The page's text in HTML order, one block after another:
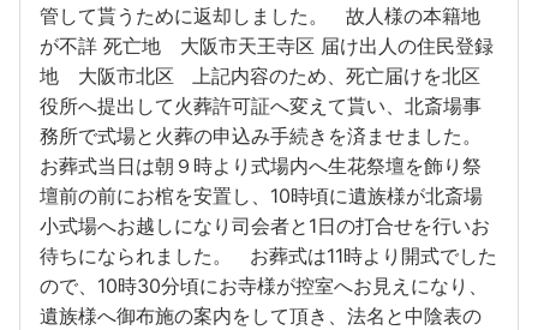
管して貰うために返却しました。 故人様の本籍地
が不詳 死亡地 大阪市天王寺区 届け出人の住民登録
地 大阪市北区 上記内容のため、死亡届けを北区
役所へ提出して火葬許可証へ変えて貰い、北斎場事
務所で式場と火葬の申込み手続きを済ませました。
お葬式当日は朝９時より式場内へ生花祭壇を飾り祭
壇前の前にお棺を安置し、10時頃に遺族様が北斎場
小式場へお越しになり司会者と1日の打合せを行いお
待ちになられました。 お葬式は11時より開式でした
ので、10時30分頃にお寺様が控室へお見えになり、
遺族様へ御布施の案内をして頂き、法名と中陰表の